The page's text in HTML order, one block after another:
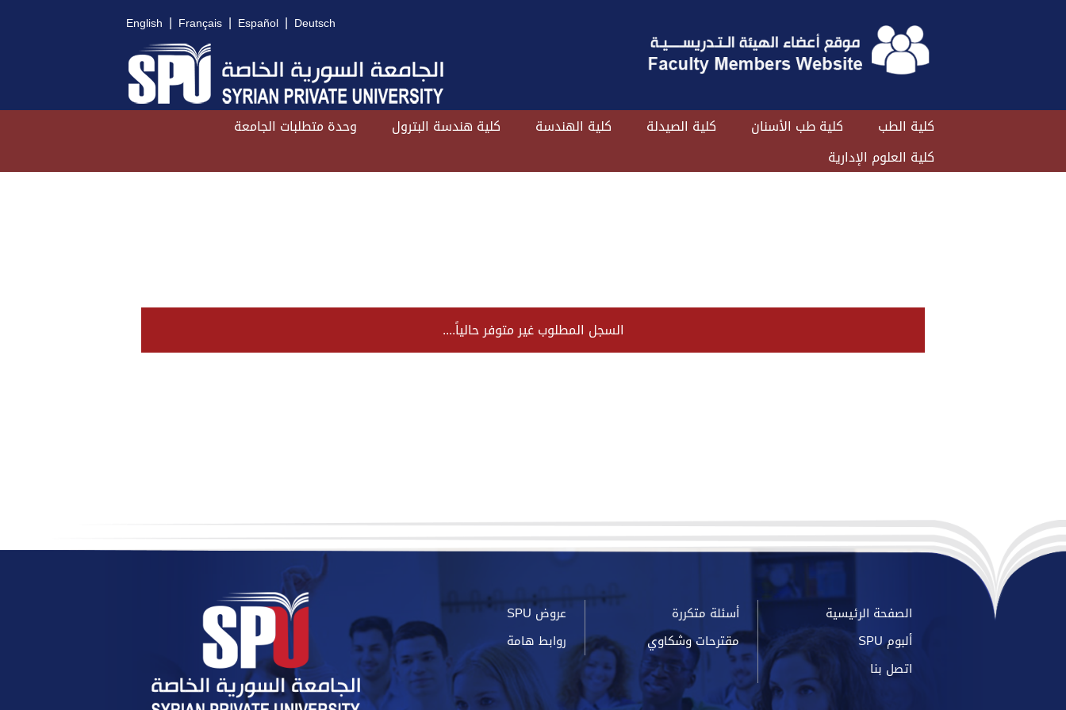
English | Français | Español | Deutsch
كلية الطب كلية طب الأسنان كلية الصيدلة كلية الهندسة كلية هندسة البترول
وحدة متطلبات الجامعة
كلية العلوم الإدارية
السجل المطلوب غير متوفر حالياً....
الصفحة الرئيسية أسئلة متكررة
عروض SPU
ألبوم SPU
مقترحات وشكاوي
روابط هامة
اتصل بنا